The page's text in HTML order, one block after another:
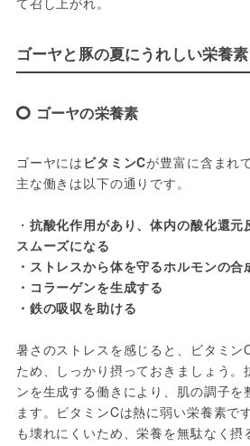
ゴーヤと豚の夏にうれしい栄養素
ゴーヤの栄養素
ゴーヤには ビタミンCが豊富に含まれ
主な働きは以下の通りです。
・ 抗酸化作用があり、体内の酸化還元
スムーズになる
・ストレスから体を守るホルモンの合
・コラーゲンを生成する
・鉄の吸収を助ける
暑さのストレスを感じると、ビタミン
ため、しっかり摂っておきましょう
ンを生成する働きにより、肌の調子を
ます。ビタミンCは熱に弱い栄養素で
も壊れにくいため、栄養を無駄なく摂